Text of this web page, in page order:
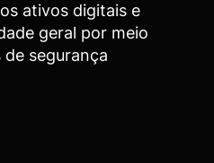
ativos digitais e
geral por meio
segurança